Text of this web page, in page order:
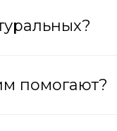
помогают?